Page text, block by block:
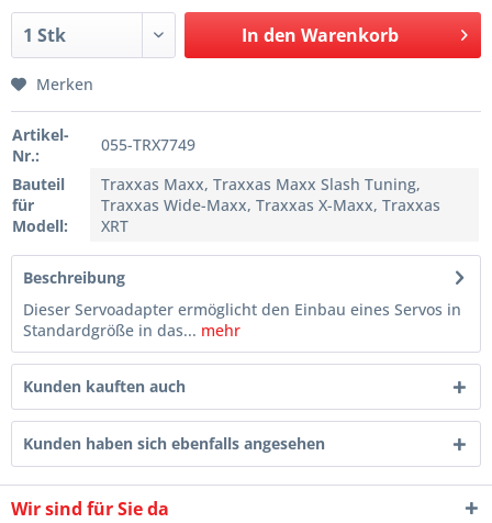
In den Warenkorb
Merken
Artikel-
Nr.:
055-TRX7749
Bauteil
für
Modell:
Traxxas Maxx, Traxxas Maxx Slash Tuning,
Traxxas Wide-Maxx, Traxxas X-Maxx, Traxxas
XRT
Beschreibung
Dieser Servoadapter ermöglicht den Einbau eines Servos in
Standardgröße in das... mehr
Kunden kauften auch
Kunden haben sich ebenfalls angesehen
Wir sind für Sie da